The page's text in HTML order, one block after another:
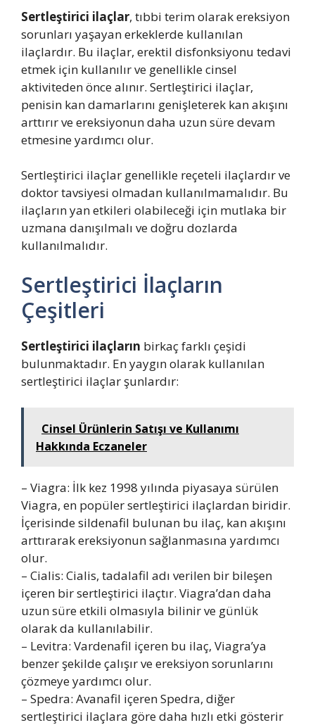
Sertleştirici ilaçlar, tıbbi terim olarak ereksiyon
sorunları yaşayan erkeklerde kullanılan
ilaçlardır. Bu ilaçlar, erektil disfonksiyonu tedavi
etmek için kullanılır ve genellikle cinsel
aktiviteden önce alınır. Sertleştirici ilaçlar,
penisin kan damarlarını genişleterek kan akışını
arttırır ve ereksiyonun daha uzun süre devam
etmesine yardımcı olur.
Sertleştirici ilaçlar genellikle reçeteli ilaçlardır ve
doktor tavsiyesi olmadan kullanılmamalıdır. Bu
ilaçların yan etkileri olabileceği için mutlaka bir
uzmana danışılmalı ve doğru dozlarda
kullanılmalıdır.
Sertleştirici İlaçların
Çeşitleri
Sertleştirici ilaçların birkaç farklı çeşidi
bulunmaktadır. En yaygın olarak kullanılan
sertleştirici ilaçlar şunlardır:
Cinsel Ürünlerin Satışı ve Kullanımı
Hakkında Eczaneler
– Viagra: İlk kez 1998 yılında piyasaya sürülen
Viagra, en popüler sertleştirici ilaçlardan biridir.
İçerisinde sildenafil bulunan bu ilaç, kan akışını
arttırarak ereksiyonun sağlanmasına yardımcı
olur.
– Cialis: Cialis, tadalafil adı verilen bir bileşen
içeren bir sertleştirici ilaçtır. Viagra’dan daha
uzun süre etkili olmasıyla bilinir ve günlük
olarak da kullanılabilir.
– Levitra: Vardenafil içeren bu ilaç, Viagra’ya
benzer şekilde çalışır ve ereksiyon sorunlarını
çözmeye yardımcı olur.
– Spedra: Avanafil içeren Spedra, diğer
sertleştirici ilaçlara göre daha hızlı etki gösterir